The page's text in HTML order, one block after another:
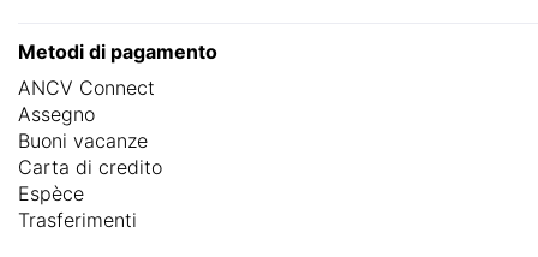
Metodi di pagamento
ANCV Connect
Assegno
Buoni vacanze
Carta di credito
Espèce
Trasferimenti